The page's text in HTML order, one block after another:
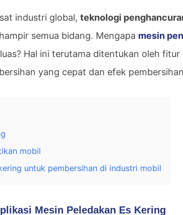
industri global, teknologi
semua bidang. Mengapa mesin
Hal ini terutama ditentukan oleh fitur
yang cepat dan efek
mobil
untuk pembersihan di industri mobil
Mesin Peledakan Es Kering